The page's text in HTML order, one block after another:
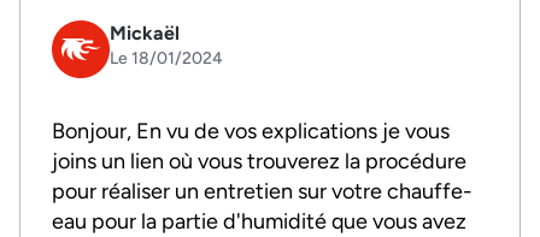
Mickaël
Le 18/01/2024
Bonjour, En vu de vos explications je vous
joins un lien où vous trouverez la procédure
pour réaliser un entretien sur votre chauffe-
eau pour la partie d'humidité que vous avez